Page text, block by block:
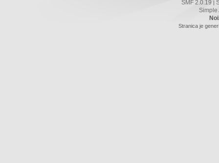
SMF 2.0.19 |
Simple
Stranica je